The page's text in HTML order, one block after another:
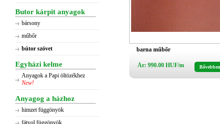
Butor kárpit anyagok
bársony
műbőr
bútor szövet
Egyházi kelme
Anyagok a Papi öltözékhez
New!
Anyagog a házhoz
himzet függönyök
fátyol függönyök
barna műbőr
Ár: 990.00 HUF/m Bővebben